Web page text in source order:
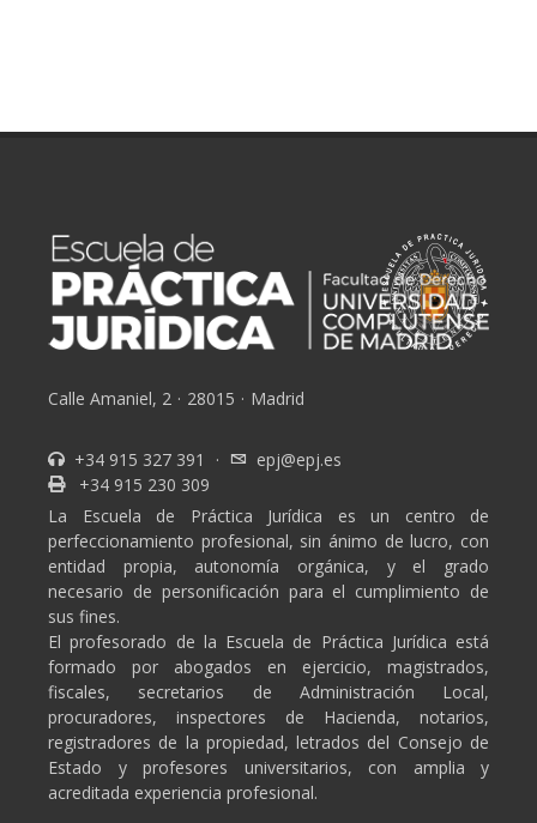
Calle Amaniel, 2 · 28015 · Madrid
+34 915 327 391 ·
epj@epj.es
+34 915 230 309
La Escuela de Práctica Jurídica es un centro de
perfeccionamiento profesional, sin ánimo de lucro, con
entidad propia, autonomía orgánica, y el grado
necesario de personificación para el cumplimiento de
sus fines.
El profesorado de la Escuela de Práctica Jurídica está
formado por abogados en ejercicio, magistrados,
fiscales, secretarios de Administración Local,
procuradores, inspectores de Hacienda, notarios,
registradores de la propiedad, letrados del Consejo de
Estado y profesores universitarios, con amplia y
acreditada experiencia profesional.